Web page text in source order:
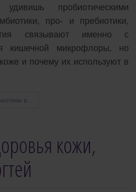
пробиотическими
про- и пребиотики,
связывают именно с
кишечной микрофлоры, но
и почему их используют в
в...
кожи,